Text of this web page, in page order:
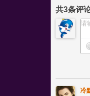
共3条评
冷